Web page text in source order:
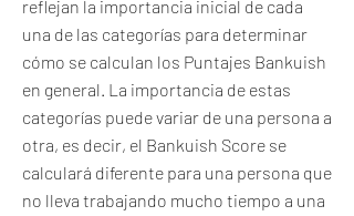
reflejan la importancia inicial de cada
una de las categorías para determinar
cómo se calculan los Puntajes Bankuish
en general. La importancia de estas
categorías puede variar de una persona a
otra, es decir, el Bankuish Score se
calculará diferente para una persona que
no lleva trabajando mucho tiempo a una